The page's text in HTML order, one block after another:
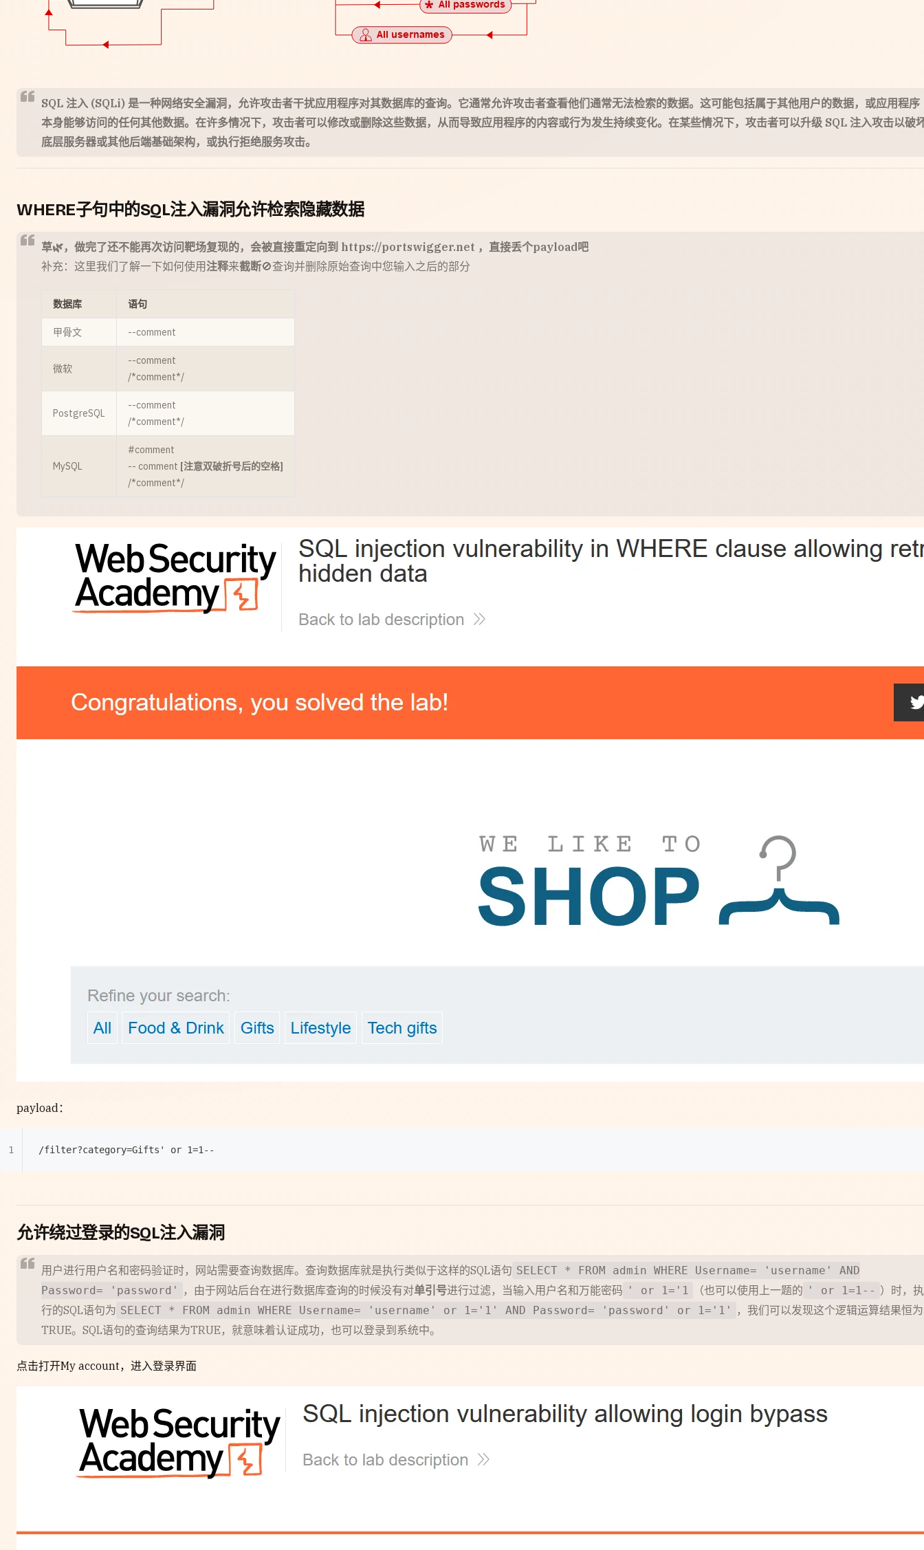
SQL 注入 (SQLi) 是一种网络安全漏洞，允许攻击者干扰应用程序对其数据库的查询。它通常允许攻击者查看他们通常无法检索的数据。这可能包括属于其他用户的数据，或应用程序
本身能够访问的任何其他数据。在许多情况下，攻击者可以修改或删除这些数据，从而导致应用程序的内容或行为发生持续变化。在某些情况下，攻击者可以升级 SQL 注入攻击以破
底层服务器或其他后端基础架构，或执行拒绝服务攻击。
WHERE子句中的SQL注入漏洞允许检索隐藏数据
草🌿，做完了还不能再次访问靶场复现的，会被直接重定向到 https://portswigger.net ，直接丢个payload吧
补充：这里我们了解一下如何使用注释来截断🚫查询并删除原始查询中您输入之后的部分
数据库 语句
甲骨文 --comment
微软
--comment
/*comment*/
PostgreSQL
--comment
/*comment*/
MySQL
#comment
-- comment [注意双破折号后的空格]
/*comment*/
payload：
/filter?category=Gifts' or 1=1--
允许绕过登录的SQL注入漏洞
用户进行用户名和密码验证时，网站需要查询数据库。查询数据库就是执行类似于这样的SQL语句 SELECT * FROM admin WHERE Username= 'username' AND
Password= 'password'
，由于网站后台在进行数据库查询的时候没有对单引号进行过滤，当输入用户名和万能密码 ' or 1='1 （也可以使用上一题的 ' or 1=1-- ）时，执
行的SQL语句为 SELECT * FROM admin WHERE Username= 'username' or 1='1' AND Password= 'password' or 1='1'
，我们可以发现这个逻辑运算结果恒为
TRUE。SQL语句的查询结果为TRUE，就意味着认证成功，也可以登录到系统中。
点击打开My account，进入登录界面